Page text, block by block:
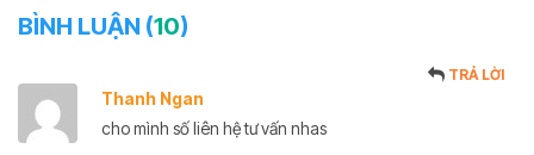
BÌNH LUẬN (10)
Thanh Ngan
TRẢ LỜI
cho mình số liên hệ tư vấn nhas